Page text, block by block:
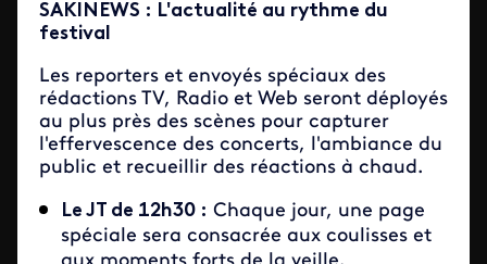
SAKINEWS : L'actualité au rythme du
festival
Les reporters et envoyés spéciaux des
rédactions TV, Radio et Web seront déployés
au plus près des scènes pour capturer
l'effervescence des concerts, l'ambiance du
public et recueillir des réactions à chaud.
Le JT de 12h30 : Chaque jour, une page
spéciale sera consacrée aux coulisses et